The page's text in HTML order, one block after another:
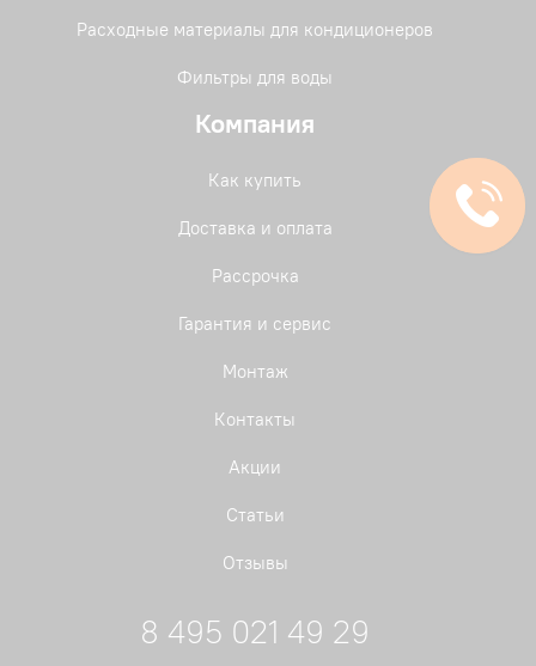
Расходные материалы для кондиционеров
Фильтры для воды
Компания
Как купить
Доставка и оплата
Рассрочка
Гарантия и сервис
Монтаж
Контакты
Акции
Статьи
Отзывы
8 495 021 49 29